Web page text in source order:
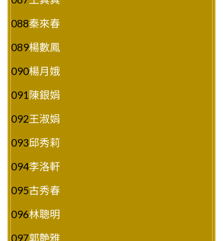
088秦來春
089楊數鳳
090楊月娥
091 陳銀娟
092王淑娟
093邱秀莉
094李洛軒
095古秀春
096林聰明
097郭艶雅